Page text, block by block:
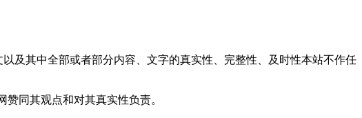
及其中全部或者部分内容、文字的真实性、完整性、及时性本站不作任
同其观点和对其真实性负责。